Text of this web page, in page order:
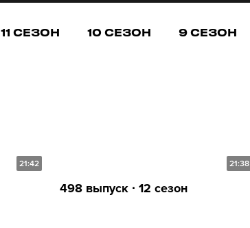
11 СЕЗОН 10 СЕЗОН 9 СЕЗОН
21:42 21:38
498 выпуск ∙ 12 сезон